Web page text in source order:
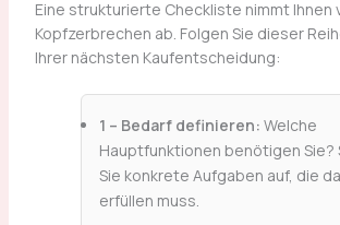
Eine strukturierte Checkliste nimmt Ihnen
Kopfzerbrechen ab. Folgen Sie dieser
Ihrer nächsten Kaufentscheidung:
1 – Bedarf definieren: Welche
Hauptfunktionen benötigen Sie?
Sie konkrete Aufgaben auf, die
erfüllen muss.